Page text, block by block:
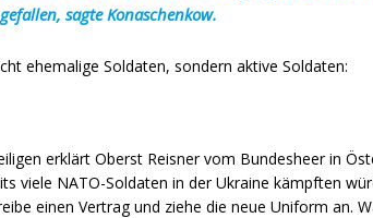
sagte Konaschenkow.
ehemalige Soldaten, sondern aktive Soldaten:
erklärt Oberst Reisner vom Bundesheer in
viele NATO-Soldaten in der Ukraine kämpften
einen Vertrag und ziehe die neue Uniform an.